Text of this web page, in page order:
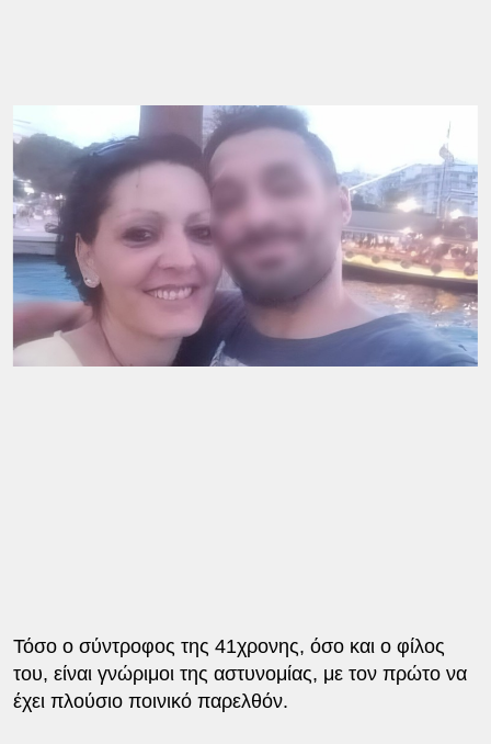
Ανθρωποκτονία με δόλο κατά
συναυτουργία
Οι δύο άνδρες κρατούνται και σε βάρος τους
σχηματίστηκε δικογραφία για ανθρωποκτονία με δόλο
κατά συναυτουργία, διακοπή της κύησης, ληστεία
κατά συναυτουργία και παράνομη οπλοφορία –
οπλοχρησία, με την οποία αναμένεται να οδηγηθούν
στον εισαγγελέα ποινικής δίωξης.
Τόσο ο σύντροφος της 41χρονης, όσο και ο φίλος
του, είναι γνώριμοι της αστυνομίας, με τον πρώτο να
έχει πλούσιο ποινικό παρελθόν.